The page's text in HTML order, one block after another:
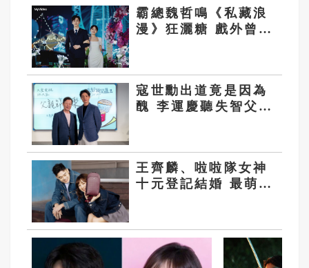
霸總魏哲鳴《私藏浪
漫》狂灑糖 戲外曾為
寇世勳出道竟是因為
醜 李運慶聽失智父講
王齊麟、啦啦隊女神
十元登記結婚 最萌身